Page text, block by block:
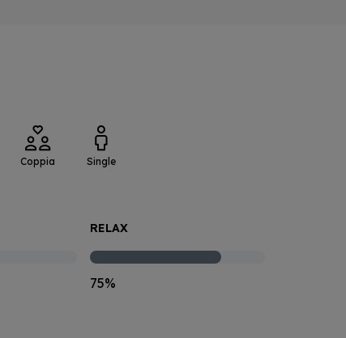
Coppia Single
RELAX
75%